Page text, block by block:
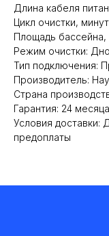
Длина кабеля
Цикл очистки,
Площадь
Режим очистки:
Тип подключения:
Производитель:
Cтрана
Гарантия: 24 месяца
Условия доставки:
предоплаты